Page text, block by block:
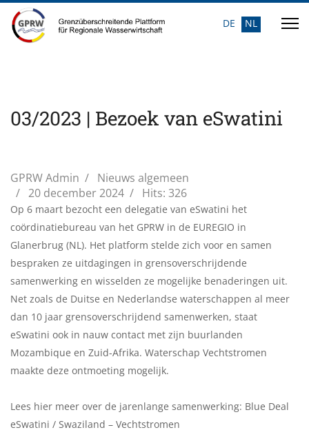
Selecteer de taal
DE NL
03/2023 | Bezoek van eSwatini
GPRW Admin
Nieuws algemeen
20 december 2024
Hits: 326
Op 6 maart bezocht een delegatie van eSwatini het
coördinatiebureau van het GPRW in de EUREGIO in
Glanerbrug (NL). Het platform stelde zich voor en samen
bespraken ze uitdagingen in grensoverschrijdende
samenwerking en wisselden ze mogelijke benaderingen uit.
Net zoals de Duitse en Nederlandse waterschappen al meer
dan 10 jaar grensoverschrijdend samenwerken, staat
eSwatini ook in nauw contact met zijn buurlanden
Mozambique en Zuid-Afrika. Waterschap Vechtstromen
maakte deze ontmoeting mogelijk.
Lees hier meer over de jarenlange samenwerking: Blue Deal
eSwatini / Swaziland – Vechtstromen